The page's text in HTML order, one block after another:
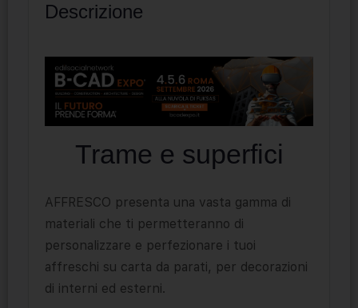
Descrizione
Trame e superfici
AFFRESCO presenta una vasta gamma di
materiali che ti permetteranno di
personalizzare e perfezionare i tuoi
affreschi su carta da parati, per decorazioni
di interni ed esterni.